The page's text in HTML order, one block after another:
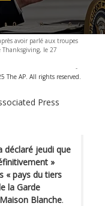
avoir parlé aux troupes
Thanksgiving, le 27
-
The AP. All rights reserved.
Press
déclaré jeudi que
»
« pays du tiers
la Garde
Blanche.